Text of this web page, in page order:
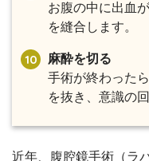
お腹の中に出血
を縫合します。
麻酔を切る
手術が終わった
を抜き、意識の
近年、腹腔鏡手術（ラ